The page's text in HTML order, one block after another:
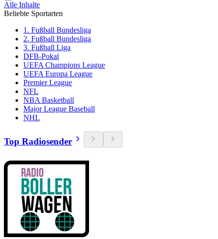
Alle Inhalte
Beliebte Sportarten
1. Fußball Bundesliga
2. Fußball Bundesliga
3. Fußball Liga
DFB-Pokal
UEFA Champions League
UEFA Europa League
Premier League
NFL
NBA Basketball
Major League Baseball
NHL
Top Radiosender